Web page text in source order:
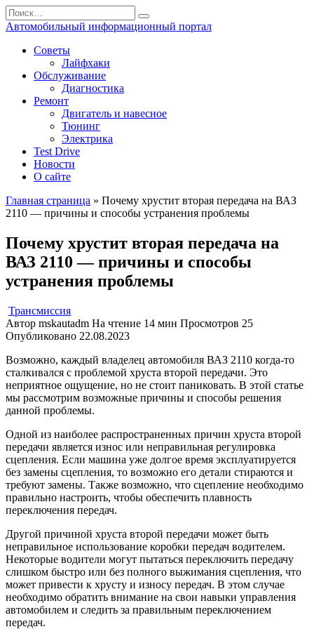
Перейти
к
Search
for:
Автомобильный информационный портал
Советы
Лайфхаки
Обслуживание
Диагностика
Ремонт
Двигатель и навесное
Тюнинг
Электрика
Test Drive
Новости
О сайте
Главная страница » Почему хрустит вторая передача на ВАЗ
2110 — причины и способы устранения проблемы
Почему хрустит вторая передача на
ВАЗ 2110 — причины и способы
устранения проблемы
Трансмиссия
Автор mskautadm На чтение 14 мин Просмотров 25
Опубликовано 22.08.2023
Возможно, каждый владелец автомобиля ВАЗ 2110 когда-то
сталкивался с проблемой хруста второй передачи. Это
неприятное ощущение, но не стоит паниковать. В этой статье
мы рассмотрим возможные причины и способы решения
данной проблемы.
Одной из наиболее распространенных причин хруста второй
передачи является износ или неправильная регулировка
сцепления. Если машина уже долгое время эксплуатируется
без замены сцепления, то возможно его детали стираются и
требуют замены. Также возможно, что сцепление необходимо
правильно настроить, чтобы обеспечить плавность
переключения передач.
Другой причиной хруста второй передачи может быть
неправильное использование коробки передач водителем.
Некоторые водители могут пытаться переключить передачу
слишком быстро или без полного выжимания сцепления, что
может привести к хрусту и износу передач. В этом случае
необходимо обратить внимание на свои навыки управления
автомобилем и следить за правильным переключением
передач.